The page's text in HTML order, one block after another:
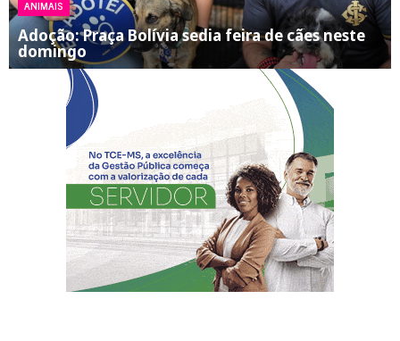
ANIMAIS
Adoção: Praça Bolívia sedia feira de cães neste
domingo